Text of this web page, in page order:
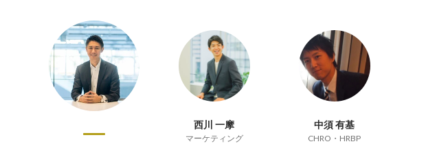
西川 一摩
マーケティング
中須 有基
CHRO・HRBP